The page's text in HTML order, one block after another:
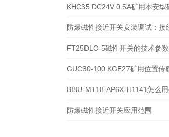
FT25DLO-5磁性开关的技术参数
防爆磁性接近开关应用范围